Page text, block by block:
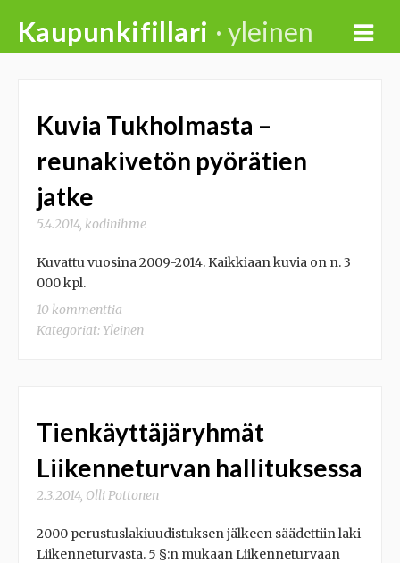
Kaupunkifillari · yleinen
Kuvia Tukholmasta –
reunakivetön pyörätien
jatke
5.4.2014, kodinihme
Kuvattu vuosina 2009-2014. Kaikkiaan kuvia on n. 3
000 kpl.
10 kommenttia
Kategoriat: Yleinen
Tienkäyttäjäryhmät
Liikenneturvan hallituksessa
2.3.2014, Olli Pottonen
2000 perustuslakiuudistuksen jälkeen säädettiin laki
Liikenneturvasta. 5 §:n mukaan Liikenneturvaan